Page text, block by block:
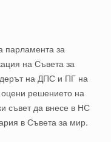
парламента за
на Съвета за
на ДПС и ПГ на
решението на
съвет да внесе в НС
в Съвета за мир.